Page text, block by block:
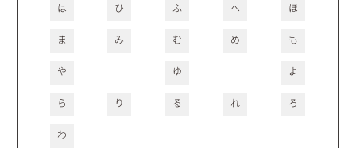
は ひ ふ へ ほ
ま み む め も
や ゆ よ
ら り る れ ろ
わ